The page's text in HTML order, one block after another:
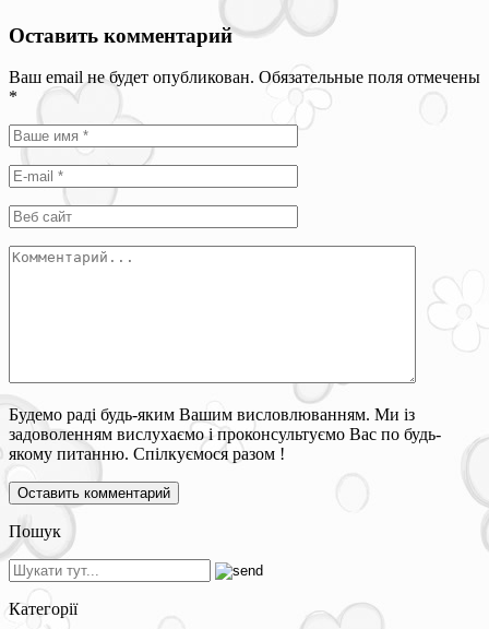
Оставить комментарий
Ваш email не будет опубликован. Обязательные поля отмечены
*
Будемо раді будь-яким Вашим висловлюванням. Ми із
задоволенням вислухаємо і проконсультуємо Вас по будь-
якому питанню. Спілкуємося разом !
Пошук
Категорії